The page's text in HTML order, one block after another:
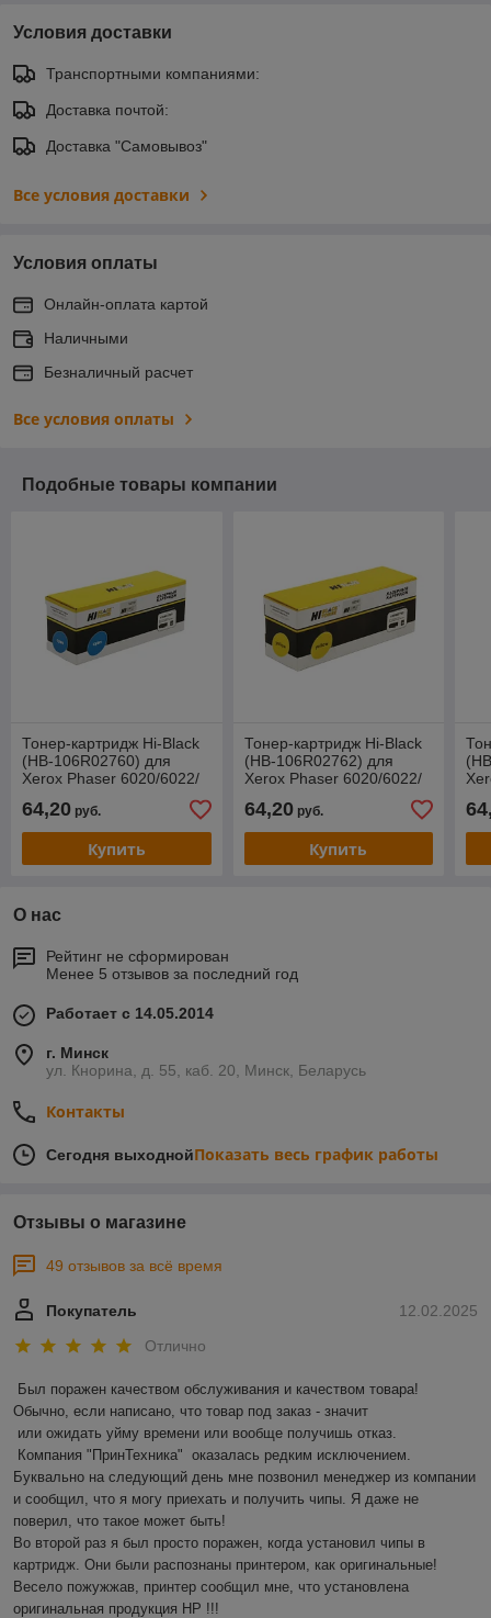
Условия доставки
Транспортными компаниями:
Доставка почтой:
Доставка "Самовывоз"
Все условия доставки
Условия оплаты
Онлайн-оплата картой
Наличными
Безналичный расчет
Все условия оплаты
Подобные товары компании
Тонер-картридж Hi-Black
(HB-106R02760) для
Xerox Phaser 6020/6022/
64,20 руб.
Купить
Тонер-картридж Hi-Black
(HB-106R02762) для
Xerox Phaser 6020/6022/
64,20руб.
Купить
О нас
Рейтинг не сформирован
Менее 5 отзывов за последний год
Работает с 14.05.2014
г. Минск
ул. Кнорина, д. 55, каб. 20, Минск, Беларусь
Контакты
Сегодня выходнойПоказать весь график работы
Отзывы о магазине
49 отзывов за всё время
12.02.2025
Покупатель
Отлично
Был поражен качеством обслуживания и качеством товара!
Обычно, если написано, что товар под заказ - значит
Буквально на следующий день мне позвонил менеджер из компании
и сообщил, что я могу приехать и получить чипы. Я даже не
поверил, что такое может быть!
Во второй раз я был просто поражен, когда установил чипы в
картридж. Они были распознаны принтером, как оригинальные!
Весело пожужжав, принтер сообщил мне, что установлена
оригинальная продукция HP !!!